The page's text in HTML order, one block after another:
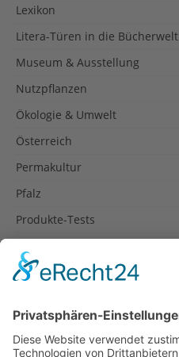
Lexikon
Litera-Türen in die Bücherwelt
Museum & Ausstellung
Nutzpflanzen
Ökologie & Umwelt
Österreich
Permakultur
Pfalz
Produkte-Tests
Rezepte
Spanien
Südtirol